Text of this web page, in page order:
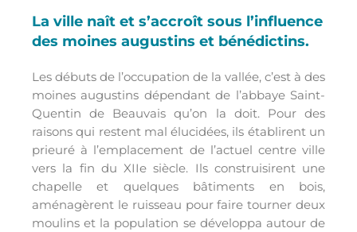
La ville naît et s’accroît sous l’influence
des moines augustins et bénédictins.
Les débuts de l’occupation de la vallée, c’est à des
moines augustins dépendant de l’abbaye Saint-
Quentin de Beauvais qu’on la doit. Pour des
raisons qui restent mal élucidées, ils établirent un
prieuré à l’emplacement de l’actuel centre ville
vers la fin du XIIe siècle. Ils construisirent une
chapelle et quelques bâtiments en bois,
aménagèrent le ruisseau pour faire tourner deux
moulins et la population se développa autour de